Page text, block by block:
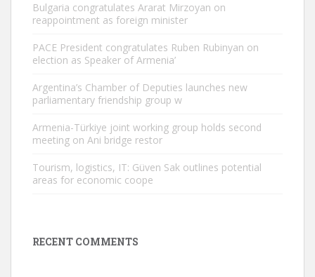
Bulgaria congratulates Ararat Mirzoyan on
reappointment as foreign minister
PACE President congratulates Ruben Rubinyan on
election as Speaker of Armenia’
Argentina’s Chamber of Deputies launches new
parliamentary friendship group w
Armenia-Türkiye joint working group holds second
meeting on Ani bridge restor
Tourism, logistics, IT: Güven Sak outlines potential
areas for economic coope
RECENT COMMENTS